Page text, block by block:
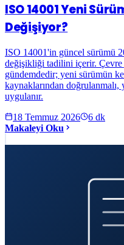
ISO 14001 Yeni
Değişiyor?
ISO 14001'in güncel sürümü
değişikliği tadilini içerir.
gündemdedir; yeni sürümün
kaynaklarından doğrulanmalı,
uygulanır.
18 Temmuz 2026
6 dk
Makaleyi Oku